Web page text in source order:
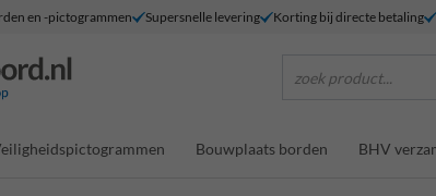
en -pictogrammen Supersnelle levering Korting bij directe betaling
zoek product...
Bouwplaats borden BHV